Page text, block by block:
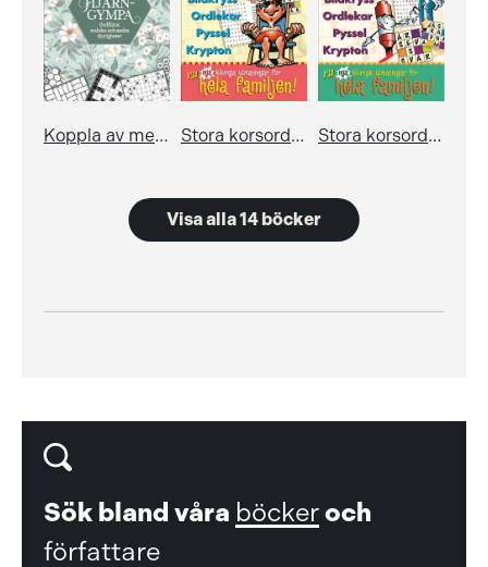
Koppla av med hjärngympa Stora korsordsboken 21 Stora korsordsboken 20
Visa alla 14 böcker
Sök bland våra böckeroch
författare